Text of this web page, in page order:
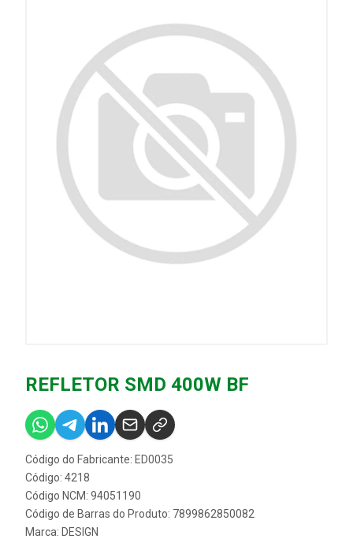
REFLETOR SMD 400W BF
Código do Fabricante: ED0035
Código: 4218
Código NCM: 94051190
Código de Barras do Produto: 7899862850082
Marca: DESIGN